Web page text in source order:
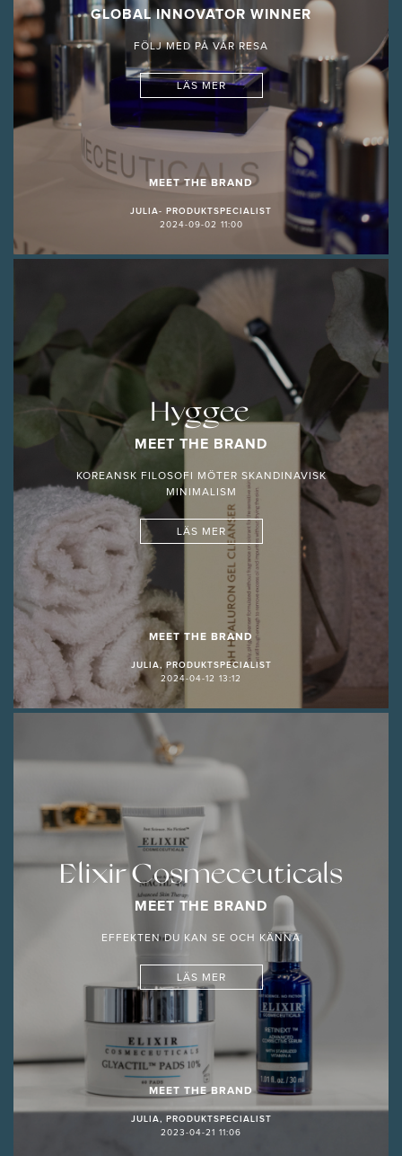
GLOBAL INNOVATOR WINNER
FÖLJ MED PÅ VÅR RESA
LÄS MER
MEET THE BRAND
JULIA- PRODUKTSPECIALIST
2024-09-02 11:00
Hyggee
MEET THE BRAND
KOREANSK FILOSOFI MÖTER SKANDINAVISK
MINIMALISM
LÄS MER
MEET THE BRAND
JULIA, PRODUKTSPECIALIST
2024-04-12 13:12
Elixir Cosmeceuticals
MEET THE BRAND
EFFEKTEN DU KAN SE OCH KÄNNA
LÄS MER
MEET THE BRAND
JULIA, PRODUKTSPECIALIST
2023-04-21 11:06